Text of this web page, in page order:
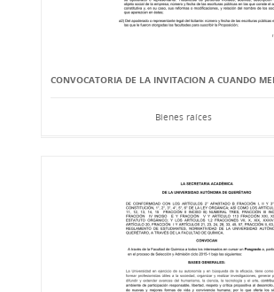
CONVOCATORIA DE LA INVITACION A CUANDO
Bienes raíces